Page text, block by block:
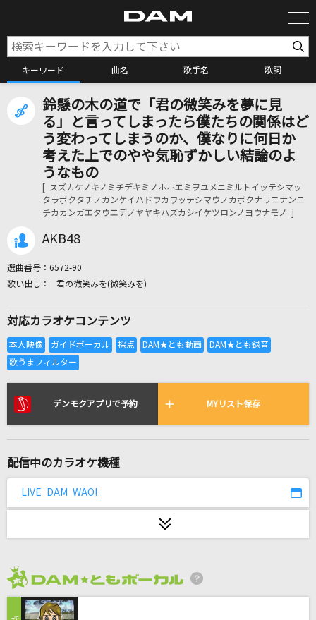
キーワード 曲名 歌手名 歌詞
カラオケ検索
カラオケ店舗検索
カラオケリクエスト
リアルタイムで歌われている曲の一覧
366日
川崎鷹也
[生音]奇跡の地球
花束
愛くださいませ
飛ぶ時
yama
鈴懸の木の道で「君の微笑みを夢に見
る」と言ってしまったら僕たちの関係はど
う変わってしまうのか、僕なりに何日か
考えた上でのやや気恥ずかしい結論のよ
うなもの
[ スズカケノキノミチデキミノホホエミヲユメニミルトイッテシマッ
タラボクタチノカンケイハドウカワッテシマウノカボクナリニナンニ
チカカンガエタウエデノヤヤキハズカシイケツロンノヨウナモノ ]
AKB48
選曲番号： 6572-90
君の微笑みを(微笑みを)
対応カラオケコンテンツ
デンモクアプリで予約 MYリスト保存
配信中のカラオケ機種
LIVE DAM WAO!